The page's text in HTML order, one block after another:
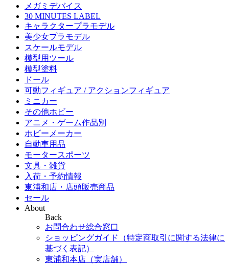
メガミデバイス
30 MINUTES LABEL
キャラクタープラモデル
美少女プラモデル
スケールモデル
模型用ツール
模型塗料
ドール
可動フィギュア / アクションフィギュア
ミニカー
その他ホビー
アニメ・ゲーム作品別
ホビーメーカー
自動車用品
モータースポーツ
文具・雑貨
入荷・予約情報
東浦和店・店頭販売商品
セール
About
Back
お問合わせ総合窓口
ショッピングガイド（特定商取引に関する法律に
基づく表記）
東浦和本店（実店舗）